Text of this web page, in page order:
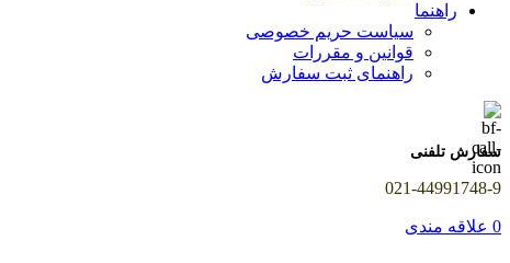
راهنما
سیاست حریم خصوصی
قوانین و مقررات
راهنمای ثبت سفارش
سفارش تلفنی
021-44991748-9
0 علاقه مندی